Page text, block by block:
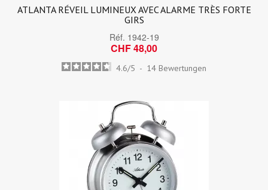
ATLANTA RÉVEIL LUMINEUX AVEC ALARME TRÈS FORTE
GIRS
Réf. 1942-19
CHF 48,00
4.6/5 - 14 Bewertungen